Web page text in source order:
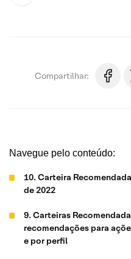
Compartilhar:
Navegue pelo conteúdo:
10. Carteira
de 2022
9. Carteiras
recomendações para
e por perfil